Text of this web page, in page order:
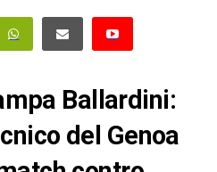
Ballardini:
del Genoa